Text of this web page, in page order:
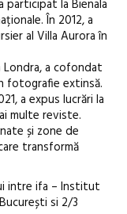
participat la Bienala
În 2012, a
al Villa Aurora în
a cofondat
fotografie extinsă.
a expus lucrări la
multe reviste.
și zone de
transformă
intre ifa – Institut
si 2/3